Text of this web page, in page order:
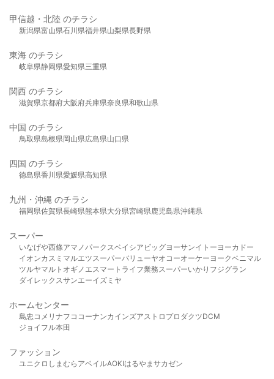
甲信越・北陸 のチラシ
新潟県富山県石川県福井県山梨県長野県
東海 のチラシ
岐阜県静岡県愛知県三重県
関西 のチラシ
滋賀県京都府大阪府兵庫県奈良県和歌山県
中国 のチラシ
鳥取県島根県岡山県広島県山口県
四国 のチラシ
徳島県香川県愛媛県高知県
九州・沖縄 のチラシ
福岡県佐賀県長崎県熊本県大分県宮崎県鹿児島県沖縄県
スーパー
いなげや西條アマノパークスベイシア ビッグヨーサンイトーヨーカドー
イオンカスミ マルエツスーパーバリューヤオコーオーケー ヨークベニマル
ツルヤマルト オギノ エスマート ライフ業務スーパーいかり フジグラン
ダイレックスサンエーイズミヤ
ホームセンター
島忠 コメリ ナフコ コーナンカインズアストロプロダクツDCM
ジョイフル本田
ファッション
ユニクロ しまむら アベイルAOKIはるやま サカゼン